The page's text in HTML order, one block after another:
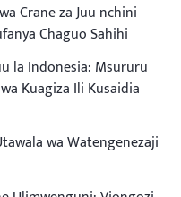
Crane za Juu nchini
Chaguo Sahihi
la Indonesia: Msururu
Kuagiza Ili Kusaidia
wa Watengenezaji